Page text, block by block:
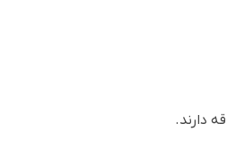
دارند.